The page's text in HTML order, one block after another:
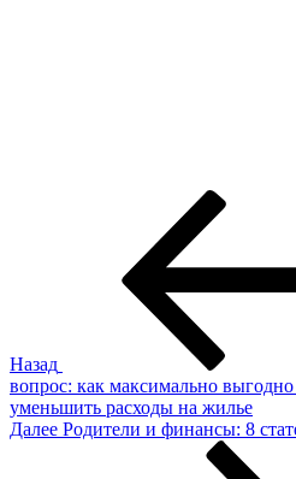
Назад
вопрос: как максимально
уменьшить расходы на жилье
Следующая
Далее Родители и финансы: 8